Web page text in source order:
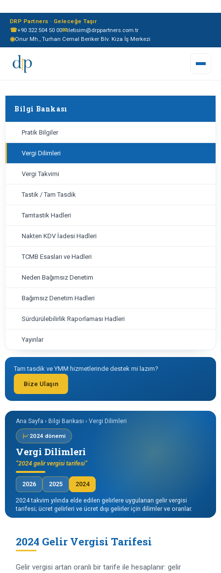
☎+90 322 504 50 00✉iletisim@drppartners.com.tr
◉Onur Mh., Turhan Cemal Beriker Blv. Kiza İş Merkezi
DRP Partners · Geleceğe Taşır
Bilgi Bankası
Pratik Bilgiler
Vergi Dilimleri
Vergi Takvimi
Tastik / Tam Tasdik
Tamtastik Hadleri
Nakten KDV İadesi Hadleri
TCMB Esasları ve Hadleri
Neden Bağımsız Denetim
Bağımsız Denetim Hadleri
Sürdürülebilirlik Raporlaması Hadleri
Yayınlar
Tam tasdik ve YMM hizmetlerinde destek mi lazım?
Bize Ulaşın
Ana Sayfa › Bilgi Bankası › Vergi Dilimleri
2024 dönemi
Vergi Dilimleri
“2024 gelir vergisi tarifesi”
2026 2025 2024
2024 takvim yılında elde edilen gelirlere uygulanan gelir vergisi
tarifesi; ücret gelirleri ve ücret dışı gelirler için dilimler ve oranlar.
2024 Gelir Vergisi Tarifesi
Gelir vergisi artan oranlı bir tarife ile hesaplanır: gelir